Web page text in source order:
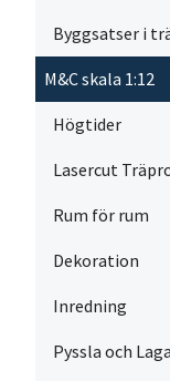
Byggsatser i
M&C skala 1:12
Högtider
Lasercut
Rum för rum
Dekoration
Inredning
Pyssla och Laga